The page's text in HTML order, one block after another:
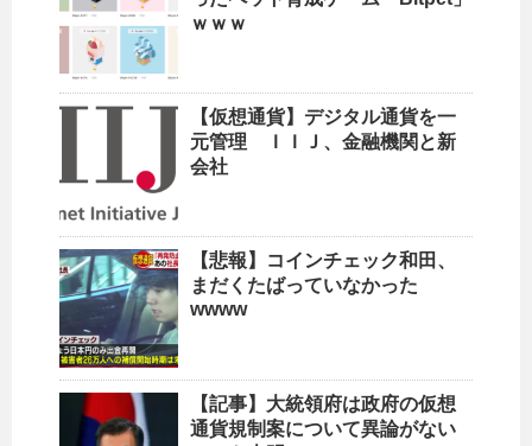
ｗｗｗ
【仮想通貨】デジタル通貨を一
元管理 ＩＩＪ、金融機関と新
会社
【悲報】コインチェック和田、
まだくたばっていなかった
wwww
【記事】大統領府は政府の仮想
通貨規制案について異論がない